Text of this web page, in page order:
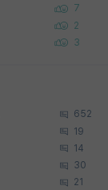
7
2
3
652
19
14
30
21